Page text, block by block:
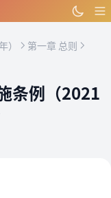
第一章 总则
条例（2021